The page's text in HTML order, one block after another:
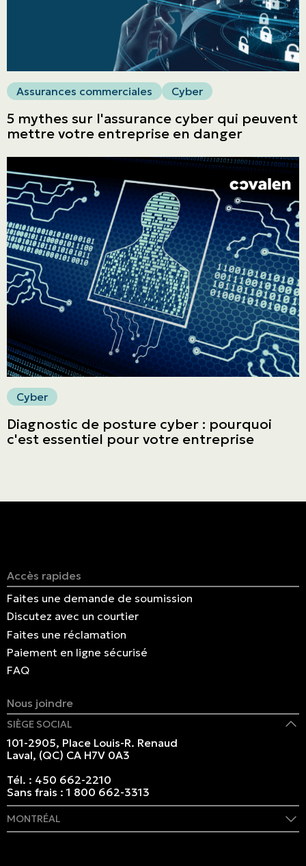
Obtenir une soumission
Urgences et réclamations
À propos
Carrière
Nous joindre
English | CA
Faites un paiement
Assurances commerciales Cyber
5 mythes sur l'assurance cyber qui peuvent
mettre votre entreprise en danger
Cyber
Diagnostic de posture cyber : pourquoi
c'est essentiel pour votre entreprise
Accès rapides
Faites une demande de soumission
Discutez avec un courtier
Faites une réclamation
Paiement en ligne sécurisé
FAQ
Nous joindre
SIÈGE SOCIAL
101-2905, Place Louis-R. Renaud
Laval, (QC) CA H7V 0A3
Tél. : 450 662-2210
Sans frais :1 800 662-3313
MONTRÉAL